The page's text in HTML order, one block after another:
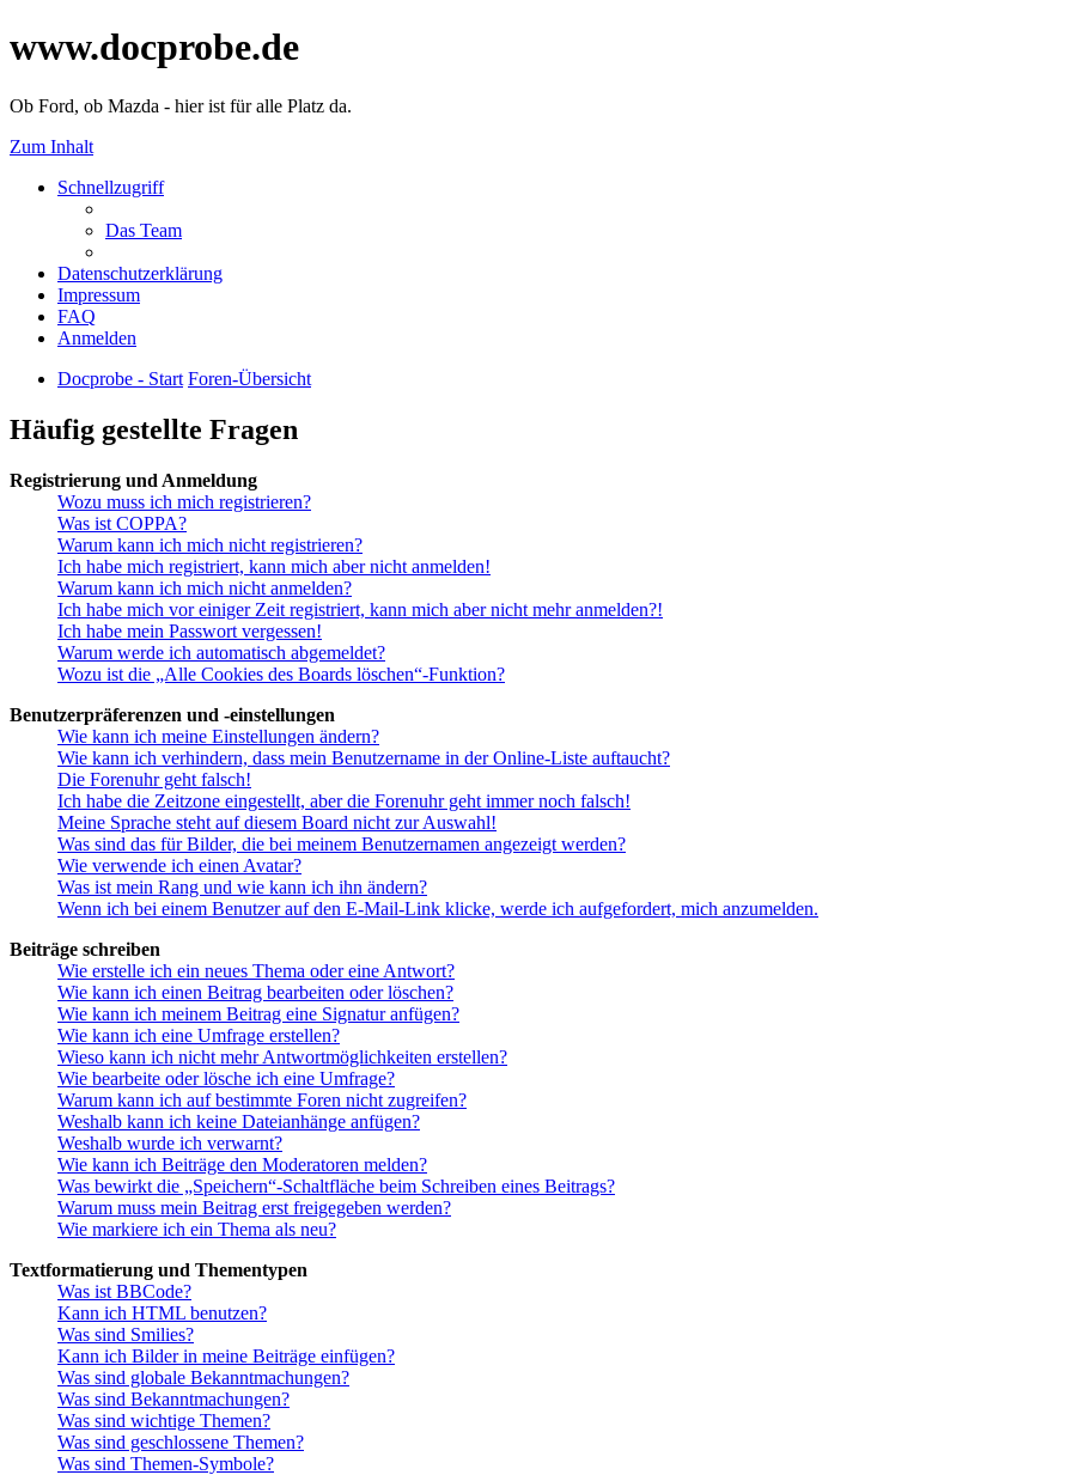
www.docprobe.de
Ob Ford, ob Mazda - hier ist für alle Platz da.
Zum Inhalt
Schnellzugriff
Das Team
Datenschutzerklärung
Impressum
FAQ
Anmelden
Docprobe - Start Foren-Übersicht
Häufig gestellte Fragen
Registrierung und Anmeldung
Wozu muss ich mich registrieren?
Was ist COPPA?
Warum kann ich mich nicht registrieren?
Ich habe mich registriert, kann mich aber nicht anmelden!
Warum kann ich mich nicht anmelden?
Ich habe mich vor einiger Zeit registriert, kann mich aber nicht mehr anmelden?!
Ich habe mein Passwort vergessen!
Warum werde ich automatisch abgemeldet?
Wozu ist die „Alle Cookies des Boards löschen“-Funktion?
Benutzerpräferenzen und -einstellungen
Wie kann ich meine Einstellungen ändern?
Wie kann ich verhindern, dass mein Benutzername in der Online-Liste auftaucht?
Die Forenuhr geht falsch!
Ich habe die Zeitzone eingestellt, aber die Forenuhr geht immer noch falsch!
Meine Sprache steht auf diesem Board nicht zur Auswahl!
Was sind das für Bilder, die bei meinem Benutzernamen angezeigt werden?
Wie verwende ich einen Avatar?
Was ist mein Rang und wie kann ich ihn ändern?
Wenn ich bei einem Benutzer auf den E-Mail-Link klicke, werde ich aufgefordert, mich anzumelden.
Beiträge schreiben
Wie erstelle ich ein neues Thema oder eine Antwort?
Wie kann ich einen Beitrag bearbeiten oder löschen?
Wie kann ich meinem Beitrag eine Signatur anfügen?
Wie kann ich eine Umfrage erstellen?
Wieso kann ich nicht mehr Antwortmöglichkeiten erstellen?
Wie bearbeite oder lösche ich eine Umfrage?
Warum kann ich auf bestimmte Foren nicht zugreifen?
Weshalb kann ich keine Dateianhänge anfügen?
Weshalb wurde ich verwarnt?
Wie kann ich Beiträge den Moderatoren melden?
Was bewirkt die „Speichern“-Schaltfläche beim Schreiben eines Beitrags?
Warum muss mein Beitrag erst freigegeben werden?
Wie markiere ich ein Thema als neu?
Textformatierung und Thementypen
Was ist BBCode?
Kann ich HTML benutzen?
Was sind Smilies?
Kann ich Bilder in meine Beiträge einfügen?
Was sind globale Bekanntmachungen?
Was sind Bekanntmachungen?
Was sind wichtige Themen?
Was sind geschlossene Themen?
Was sind Themen-Symbole?